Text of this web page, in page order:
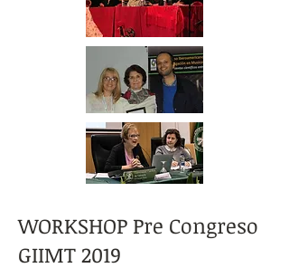
WORKSHOP Pre Congreso
GIIMT 2019